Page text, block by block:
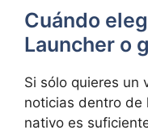
Cuándo
Launcher o
Si sólo quieres un
noticias dentro de
nativo es